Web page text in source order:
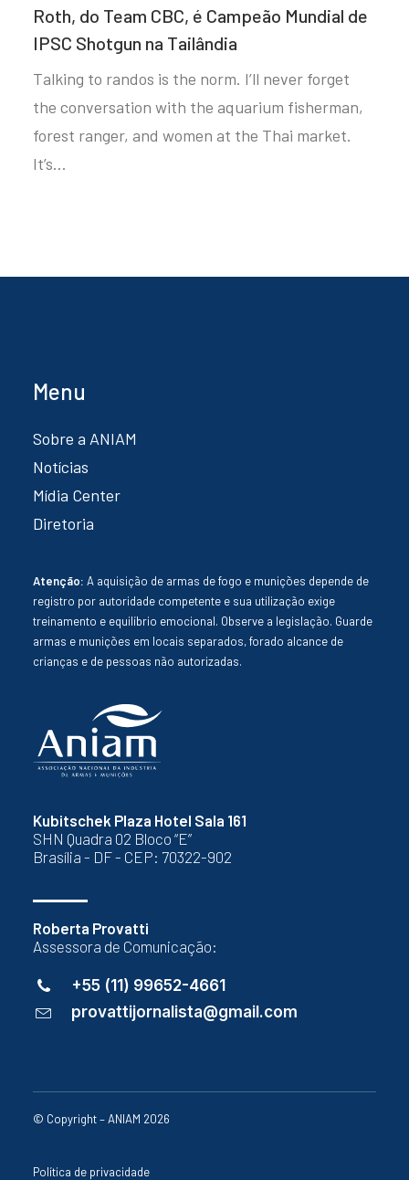
Roth, do Team CBC, é Campeão Mundial de
IPSC Shotgun na Tailândia
Talking to randos is the norm. I’ll never forget
the conversation with the aquarium fisherman,
forest ranger, and women at the Thai market.
It’s…
Kubitschek Plaza Hotel Sala 161
SHN Quadra 02 Bloco “E”
Brasília - DF - CEP: 70322-902
Roberta Provatti
Assessora de Comunicação:
+55 (11) 99652-4661
provattijornalista@gmail.com
Menu
Sobre a ANIAM
Notícias
Mídia Center
Diretoria
Atenção: A aquisição de armas de fogo e munições depende de
registro por autoridade competente e sua utilização exige
treinamento e equilíbrio emocional. Observe a legislação. Guarde
armas e munições em locais separados, forado alcance de
crianças e de pessoas não autorizadas.
© Copyright – ANIAM 2026
Política de privacidade